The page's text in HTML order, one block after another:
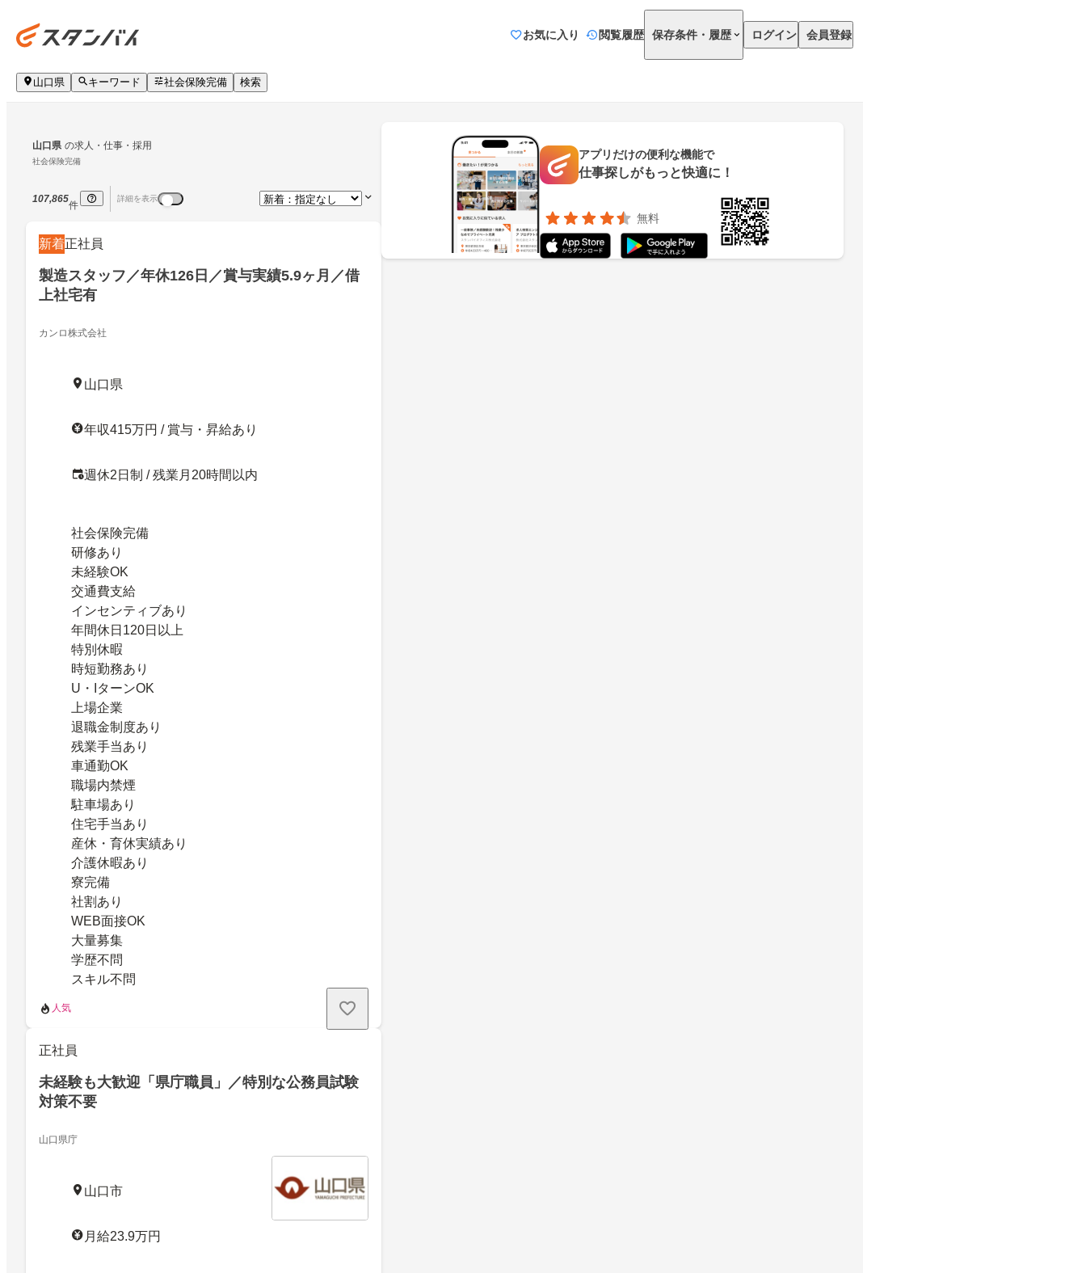
お気に入り 閲覧履歴 保存条件・履歴 ログイン 会員登録
山口県 キーワード 社会保険完備 検索
山口県 の求人・仕事・採用
社会保険完備
107,865
件
詳細を表示
新着正社員
製造スタッフ／年休126日／賞与実績5.9ヶ月／借
上社宅有
カンロ株式会社
山口県
年収415万円 / 賞与・昇給あり
週休2日制 / 残業月20時間以内
社会保険完備
研修あり
未経験OK
交通費支給
インセンティブあり
年間休日120日以上
特別休暇
時短勤務あり
U・IターンOK
上場企業
退職金制度あり
残業手当あり
車通勤OK
職場内禁煙
駐車場あり
住宅手当あり
産休・育休実績あり
介護休暇あり
寮完備
社割あり
WEB面接OK
大量募集
学歴不問
スキル不問
人気
正社員
未経験も大歓迎「県庁職員」／特別な公務員試験
対策不要
山口県庁
山口市
月給23.9万円
アプリだけの便利な機能で
仕事探しがもっと快適に！
無料